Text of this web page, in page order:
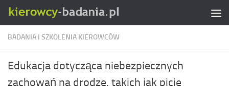
Skip to content
BADANIA I SZKOLENIA KIEROWCÓW
Edukacja dotycząca niebezpiecznych
zachowań na drodze, takich jak picie